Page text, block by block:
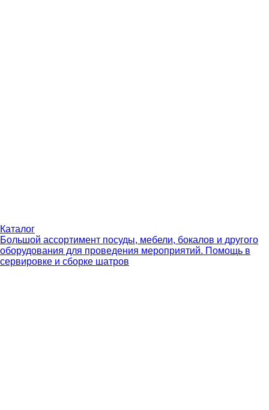
Каталог
Большой ассортимент посуды, мебели, бокалов и другого
оборудования для проведения мероприятий. Помощь в
сервировке и сборке шатров